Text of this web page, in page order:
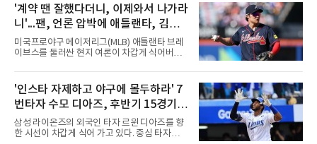
페셜 플레이 넘버 '81'을 새겼다. 측면에는 건곤
감리 문양을 활용한 전용 얼라인먼트가 적용됐
다.한종훈 기자 hjh@maniareport.com
'계약 땐 잘했다더니, 이제와서 나가라
니'...팬, 언론 압박에 애틀랜타, 김하
성 방출하나?
미국프로야구 메이저리그(MLB) 애틀랜타 브레
이브스를 둘러싼 현지 여론이 차갑게 식어버렸
환호하던 분위기는 온데간데없고, 이제는 성적
부진과 부상을 이유로 팀에서 내보내야 한다는
목소리가 거세지고 있다.김하성은 이번 시즌을
앞두고 대형 계약을 체결하며 기대를 모았으나,
연이은 부상 공백과 극심한 타격 부진이 겹치며
구단과 팬들의 인내심을 한계에 다다르게 만들
었다. 야구계의 냉혹한 비즈니스 논리에 따라,
'인스타 자제하고 야구에 몰두하라' 7
번타자 수모 디아즈, 후반기 15경기
홈런 제로
삼성 라이온즈의 외국인 타자 르윈 디아즈를 향
한 시선이 차갑게 식어 가고 있다. 중심 타자로서